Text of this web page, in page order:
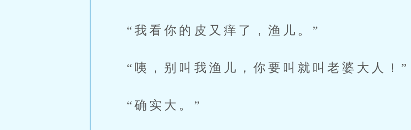
“我看你的皮又痒了，渔儿。”
“咦，别叫我渔儿，你要叫就叫老婆大人！”
“确实大。”